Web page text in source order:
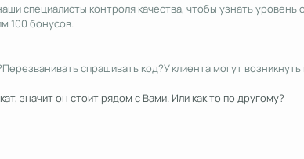
специалисты контроля качества, чтобы узнать
100 бонусов.
спрашивать код?У клиента могут
значит он стоит рядом с Вами. Или как то по другому?